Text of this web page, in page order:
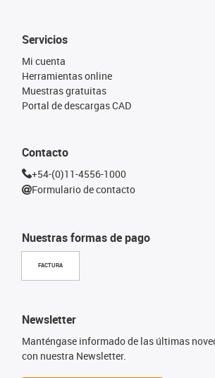
Nuestras formas de pago
FACTURA
Servicios
Mi cuenta
Herramientas online
Muestras gratuitas
Portal de descargas CAD
Contacto
+54-(0)11-4556-1000
Formulario de contacto
Newsletter
Manténgase informado de las últimas
con nuestra Newsletter.